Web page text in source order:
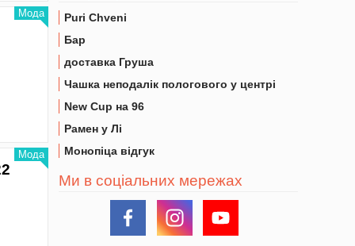
Мода
Мода
Puri Chveni
Бар
доставка Груша
Чашка неподалік пологового у центрі
New Cup на 96
Рамен у Лі
Монопіца відгук
Ми в соціальних мережах